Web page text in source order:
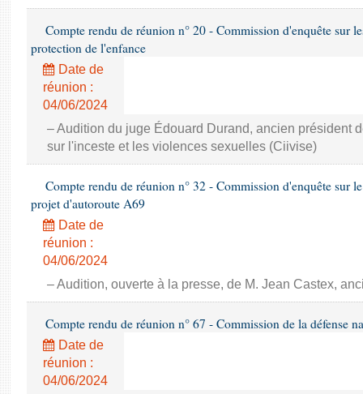
Compte rendu de réunion n° 20 - Commission d'enquête sur
protection de l'enfance
Date de
réunion :
04/06/2024
– Audition du juge Édouard Durand, ancien président
sur l'inceste et les violences sexuelles (Ciivise)
Compte rendu de réunion n° 32 - Commission d'enquête sur
projet d'autoroute A69
Date de
réunion :
04/06/2024
– Audition, ouverte à la presse, de M. Jean Castex,
Compte rendu de réunion n° 67 - Commission de la défense
Date de
réunion :
04/06/2024